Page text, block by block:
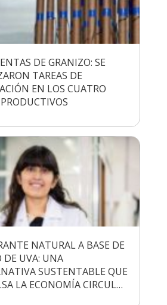
DE GRANIZO: SE
TAREAS DE
EN LOS CUATRO
NATURAL A BASE DE
DE UVA: UNA
SUSTENTABLE QUE
LA ECONOMÍA CIRCUL…